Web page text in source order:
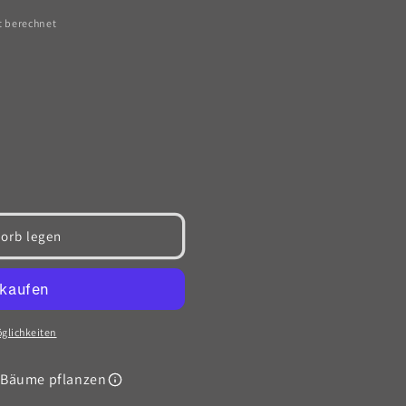
berechnet
legen
pflanzen